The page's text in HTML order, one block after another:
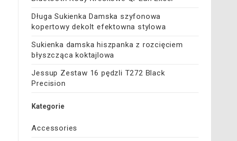
Długa Sukienka Damska szyfonowa
kopertowy dekolt efektowna stylowa
Sukienka damska hiszpanka z rozcięciem
błyszcząca koktajlowa
Jessup Zestaw 16 pędzli T272 Black
Precision
Kategorie
Accessories